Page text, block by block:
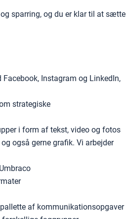
sparring, og du er klar til at sætte
Instagram og LinkedIn,
strategiske
i form af tekst, video og fotos
også gerne grafik. Vi arbejder
af kommunikationsopgaver